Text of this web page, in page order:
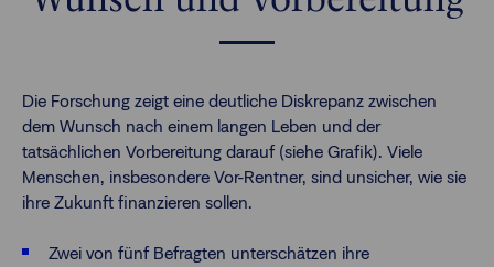
Die Forschung zeigt eine deutliche Diskrepanz zwischen
dem Wunsch nach einem langen Leben und der
tatsächlichen Vorbereitung darauf (siehe Grafik). Viele
Menschen, insbesondere Vor-Rentner, sind unsicher, wie sie
ihre Zukunft finanzieren sollen.
Zwei von fünf Befragten unterschätzen ihre